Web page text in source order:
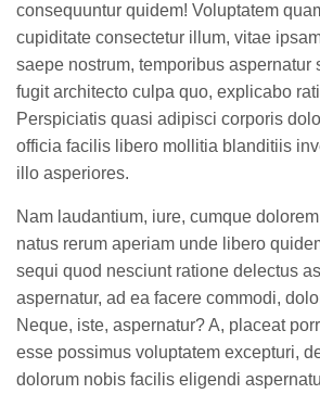
consequuntur quidem! Voluptatem
cupiditate consectetur illum, vitae
saepe nostrum, temporibus aspernatur
fugit architecto culpa quo, explicabo
Perspiciatis quasi adipisci corporis
officia facilis libero mollitia blanditiis
illo asperiores.
Nam laudantium, iure, cumque
natus rerum aperiam unde libero
sequi quod nesciunt ratione delectus
aspernatur, ad ea facere commodi,
Neque, iste, aspernatur? A, placeat
esse possimus voluptatem excepturi,
dolorum nobis facilis eligendi